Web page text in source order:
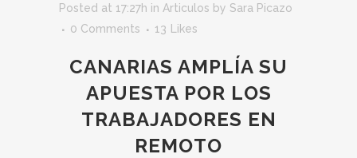
Posted at 17:27h in Articulos by Sara Picazo
0 Comments
13 Likes
CANARIAS AMPLÍA SU
APUESTA POR LOS
TRABAJADORES EN
REMOTO